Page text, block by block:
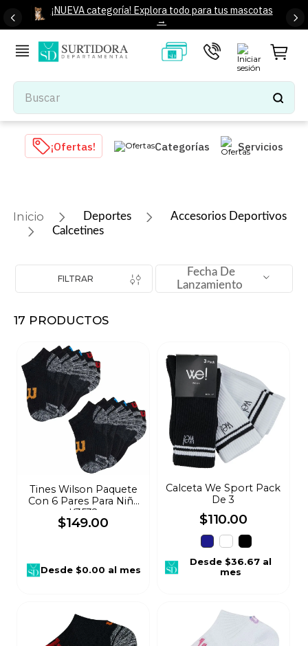
¡NUEVA categoría! Explora todo para tus mascotas
→
Buscar
TÉRMINOS MÁS BUSCADOS
1.
tenis mujer
iphone
colchones
8
audifonos
mochila
10
lavadoras
¡Ofertas! Categorías Servicios
Deportes
Accesorios Deportivos
Calcetines
FILTRAR
Fecha De
Lanzamiento
17 PRODUCTOS
Tines Wilson Paquete
Con 6 Pares Para Niña
K3532
$149.00
Desde$0.00 al mes
Calceta We Sport Pack
De 3
$110.00
Desde$36.67 al
mes